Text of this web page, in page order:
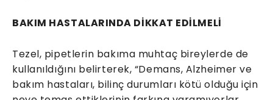
BAKIM HASTALARINDA DİKKAT EDİLMELİ
Tezel, pipetlerin bakıma muhtaç bireylerde de
kullanıldığını belirterek, “Demans, Alzheimer ve
bakım hastaları, bilinç durumları kötü olduğu için